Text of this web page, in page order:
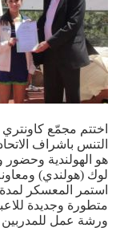
اختتم مجمّع
التنس باشراف
هو الهولندية وحضور
لوك (هولندي)
استمر المعسكر
ورشة عمل للمدربين